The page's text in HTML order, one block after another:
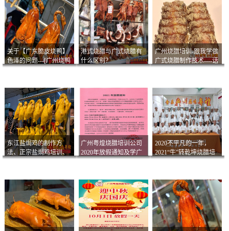
关于【广东脆皮烧鸭】
色泽的问题---[广州烧鸭
港式烧腊与广式烧腊有
什么区别？
广州烧腊培训-跟我学做
广式烧腊制作技术----话
东江盐焗鸡的制作方
法、正宗盐焗鸡培训、
广州粤煌烧腊培训公司
2020年放假通知及学广
2020不平凡的一年，
2021“牛”转乾坤烧腊培